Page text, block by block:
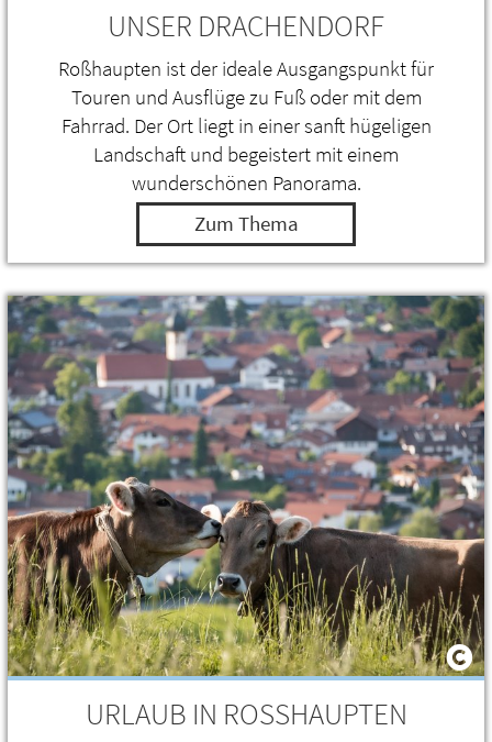
UNSER DRACHENDORF
Roßhaupten ist der ideale Ausgangspunkt für
Touren und Ausflüge zu Fuß oder mit dem
Fahrrad. Der Ort liegt in einer sanft hügeligen
Landschaft und begeistert mit einem
wunderschönen Panorama.
Zum Thema
URLAUB IN ROSSHAUPTEN